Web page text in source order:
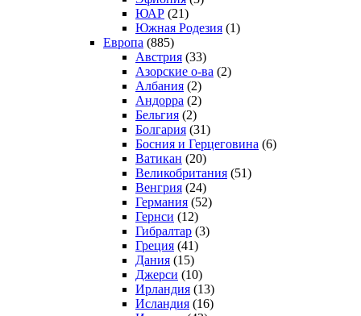
ЮАР (21)
Южная Родезия (1)
Европа (885)
Австрия (33)
Азорские о-ва (2)
Албания (2)
Андорра (2)
Бельгия (2)
Болгария (31)
Босния и Герцеговина (6)
Ватикан (20)
Великобритания (51)
Венгрия (24)
Германия (52)
Гернси (12)
Гибралтар (3)
Греция (41)
Дания (15)
Джерси (10)
Ирландия (13)
Исландия (16)